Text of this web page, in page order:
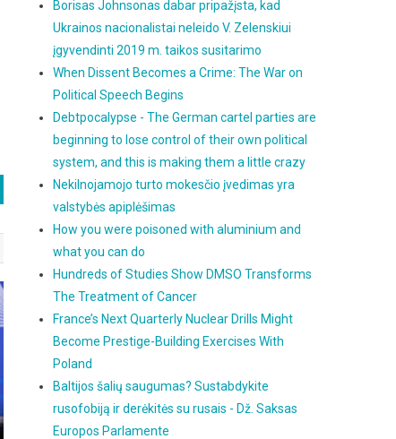
Borisas Johnsonas dabar pripažįsta, kad
Ukrainos nacionalistai neleido V. Zelenskiui
įgyvendinti 2019 m. taikos susitarimo
When Dissent Becomes a Crime: The War on
Political Speech Begins
Debtpocalypse - The German cartel parties are
beginning to lose control of their own political
system, and this is making them a little crazy
Nekilnojamojo turto mokesčio įvedimas yra
valstybės apiplėšimas
How you were poisoned with aluminium and
what you can do
Hundreds of Studies Show DMSO Transforms
The Treatment of Cancer
France’s Next Quarterly Nuclear Drills Might
Become Prestige-Building Exercises With
Poland
Baltijos šalių saugumas? Sustabdykite
rusofobiją ir derėkitės su rusais - Dž. Saksas
Europos Parlamente